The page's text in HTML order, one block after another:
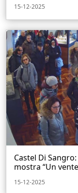
15-12-2025
Castel Di
mostra “Un
15-12-2025